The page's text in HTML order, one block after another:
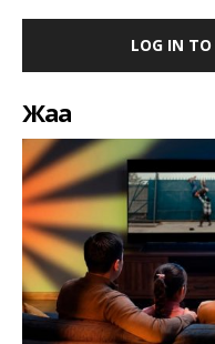
LOG IN
Жаңа